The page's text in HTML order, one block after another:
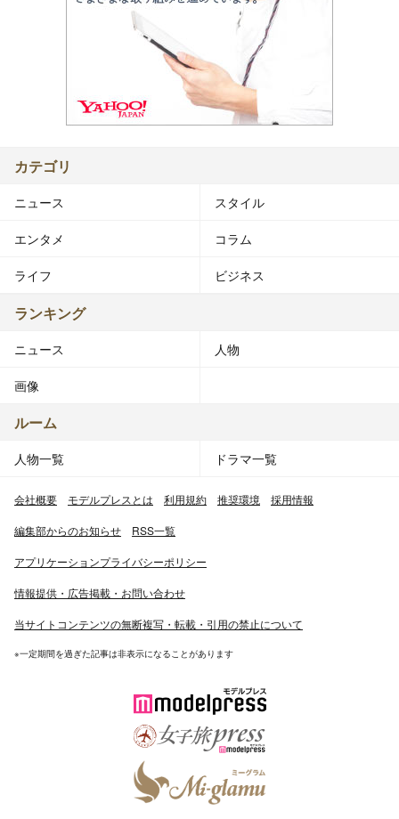
カテゴリ
ニュース スタイル
エンタメ コラム
ライフ ビジネス
ランキング
ニュース 人物
画像
ルーム
人物一覧 ドラマ一覧
会社概要 モデルプレスとは 利用規約 推奨環境 採用情報
編集部からのお知らせ RSS一覧
アプリケーションプライバシーポリシー
情報提供・広告掲載・お問い合わせ
当サイトコンテンツの無断複写・転載・引用の禁止について
※一定期間を過ぎた記事は非表示になることがあります